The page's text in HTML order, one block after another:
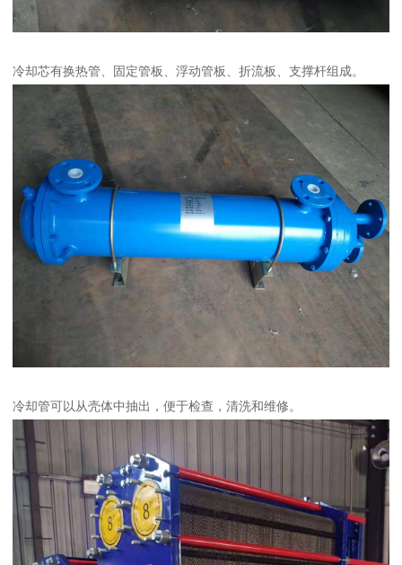
冷却芯有换热管、固定管板、浮动管板、折流板、支撑杆组成。
冷却管可以从壳体中抽出，便于检查，清洗和维修。